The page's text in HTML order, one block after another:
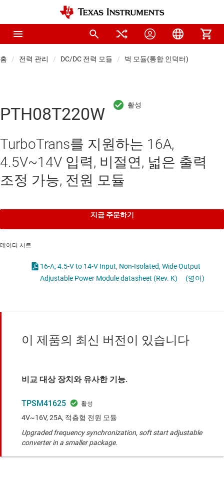
홈 전력 관리 DC/DC 전력 모듈 벅 모듈(통합 인덕터)
PTH08T220W
TurboTrans를 지원하는 16A,
4.5V~14V 입력, 비절연, 넓은 출력
조정 가능, 전원 모듈
지금 주문하기
데이터 시트
16-A, 4.5-V to 14-V Input, Non-Isolated, Wide Output
Adjustable Power Module datasheet (Rev. K)
(영어)
이 제품의 최신 버전이 있습니다
비교 대상 장치와 유사한 기능.
TPSM41625
4V~16V, 25A, 적층형 전원 모듈
Upgraded frequency synchronization, soft start adjustable
converter in a smaller package.